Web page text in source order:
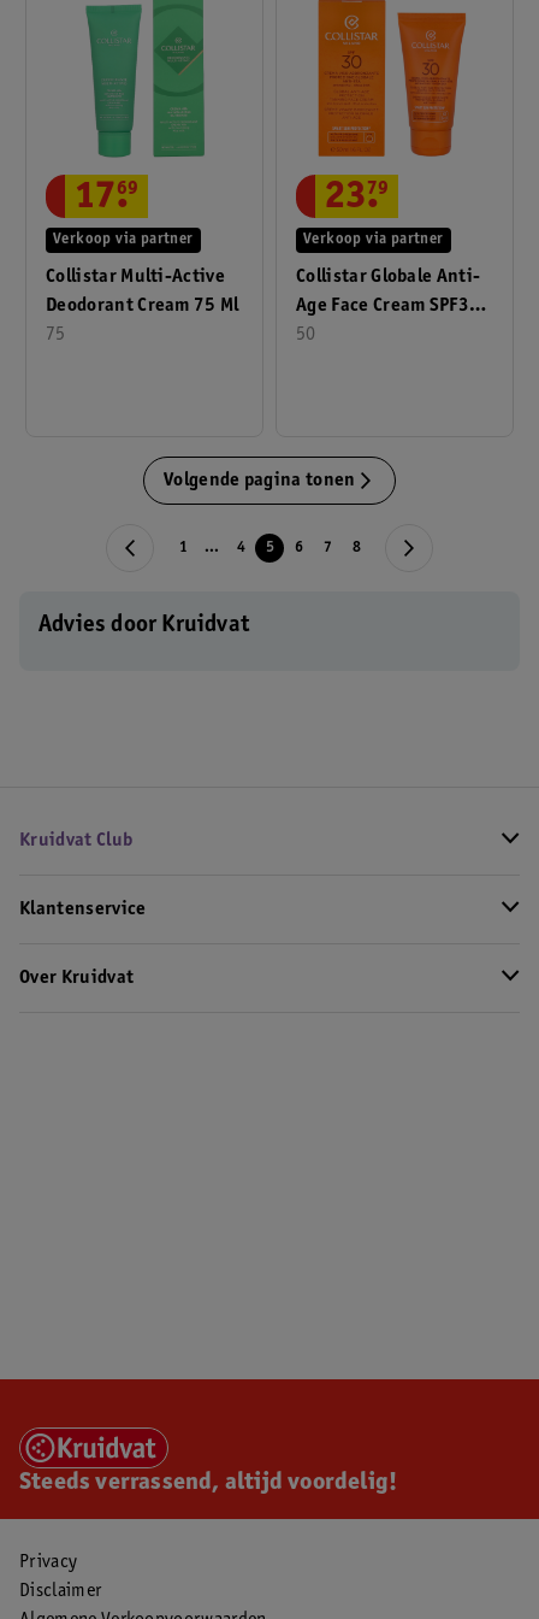
Collistar Multi-Active
Deodorant Cream 75 Ml
75
Verkoop via partner
17.
69
Collistar Globale Anti-
Age Face Cream SPF30
50ml
50
Verkoop via partner
23.
79
Volgende pagina tonen
1 ... 4 5 6 7 8
Advies door Kruidvat
Kruidvat Club
Klantenservice
Over Kruidvat
Steeds verrassend, altijd voordelig!
Privacy
Disclaimer